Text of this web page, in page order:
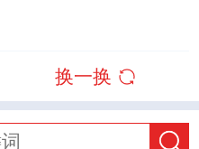
换一换